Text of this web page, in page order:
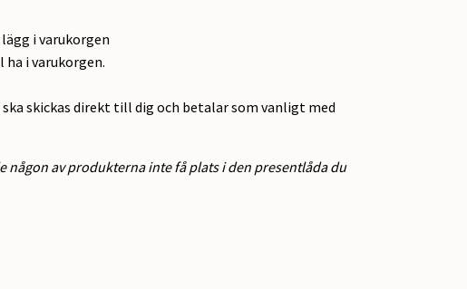
i varukorgen
ha i varukorgen.
skickas direkt till dig och betalar som vanligt med
någon av produkterna inte få plats i den presentlåda du